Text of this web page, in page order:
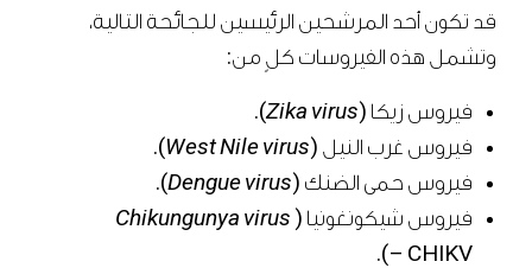
قد تكون أحد المرشحين الرئيسين للجائحة التالية،
وتشمل هذه الفيروسات كلٍ من:
فيروس زيكا (Zika virus
).
فيروس غرب النيل (West Nile virus
).
فيروس حمى الضنك (Dengue virus
).
فيروس شيكونغونيا ( Chikungunya virus
– CHIKV).